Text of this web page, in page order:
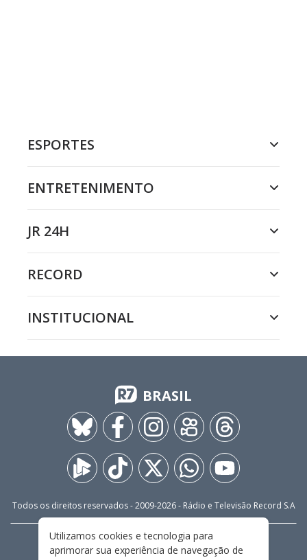
ESPORTES
ENTRETENIMENTO
JR 24H
RECORD
INSTITUCIONAL
BRASIL
Todos os direitos reservados - 2009-2026- Rádio e Televisão Record S.A
FALE CONOSCO
PRIVACIDADE
Utilizamos cookies e tecnologia para
aprimorar sua experiência de navegação de